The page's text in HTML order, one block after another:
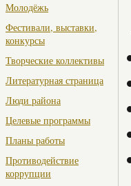
Молодёжь
Фестивали, выставки,
конкурсы
Творческие коллективы
Литературная страница
Люди района
Целевые программы
Планы работы
Противодействие
коррупции